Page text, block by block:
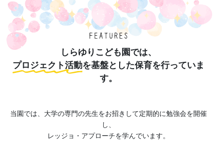
しらゆりこども園では、
プロジェクト活動を基盤とした保育を行っていま
す。
当園では、大学の専門の先生をお招きして定期的に勉強会を開催
し、
レッジョ・アプローチを学んでいます。